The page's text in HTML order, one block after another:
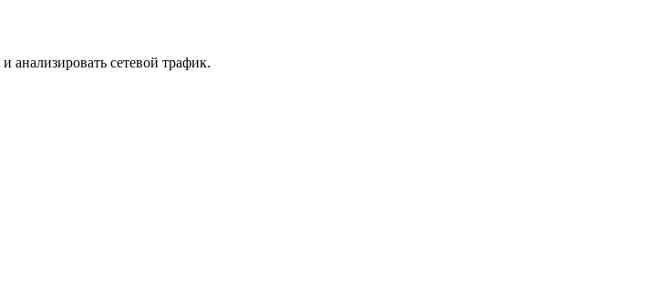
анализировать сетевой трафик.